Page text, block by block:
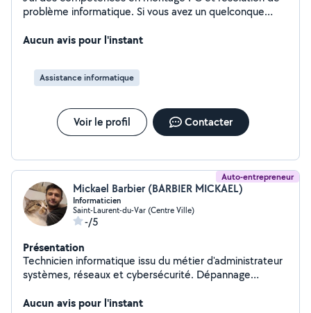
problème informatique. Si vous avez un quelconque
Aucun avis pour l'instant
Assistance informatique
Voir le profil Contacter
Auto-entrepreneur
Mickael Barbier (BARBIER MICKAEL)
Informaticien
Saint-Laurent-du-Var (Centre Ville)
-/5
Présentation
Technicien informatique issu du métier d'administrateur
systèmes, réseaux et cybersécurité. Dépannage
sauvegardes. Intervention à domicile ou à distance.
Aucun avis pour l'instant